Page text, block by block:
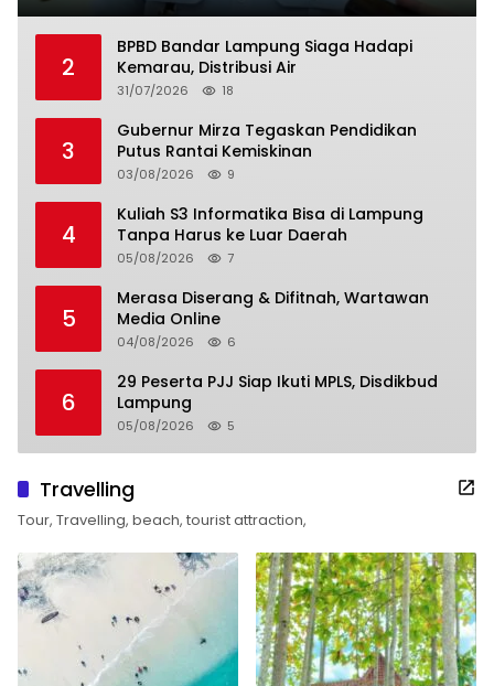
2
BPBD Bandar Lampung Siaga Hadapi
Kemarau, Distribusi Air
31/07/2026 18
3
Gubernur Mirza Tegaskan Pendidikan
Putus Rantai Kemiskinan
03/08/2026 9
4
Kuliah S3 Informatika Bisa di Lampung
Tanpa Harus ke Luar Daerah
05/08/2026 7
5
Merasa Diserang & Difitnah, Wartawan
Media Online
04/08/2026 6
6
29 Peserta PJJ Siap Ikuti MPLS, Disdikbud
Lampung
05/08/2026 5
Travelling
Tour, Travelling, beach, tourist attraction,